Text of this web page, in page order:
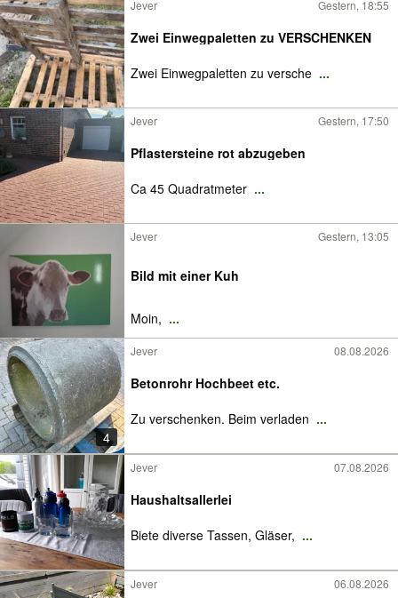
Jever Gestern, 18:55
Zwei Einwegpaletten zu VERSCHENKEN
Zwei Einwegpaletten zu versche ...
Jever Gestern, 17:50
Pflastersteine rot abzugeben
Ca 45 Quadratmeter ...
Jever Gestern, 13:05
Bild mit einer Kuh
Moin, ...
4
Jever 08.08.2026
Betonrohr Hochbeet etc.
Zu verschenken. Beim verladen ...
Jever 07.08.2026
Haushaltsallerlei
Biete diverse Tassen, Gläser, ...
Jever 06.08.2026